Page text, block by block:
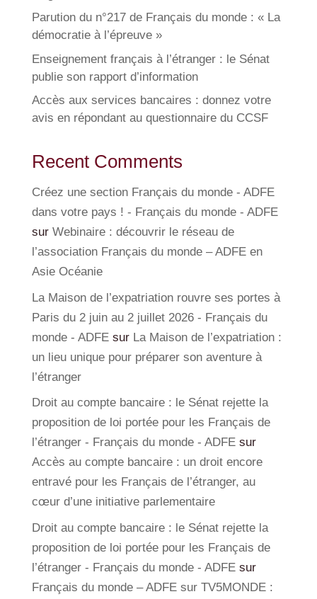
Parution du n°217 de Français du monde : « La
démocratie à l’épreuve »
Enseignement français à l’étranger : le Sénat
publie son rapport d’information
Accès aux services bancaires : donnez votre
avis en répondant au questionnaire du CCSF
Recent Comments
Créez une section Français du monde - ADFE
dans votre pays ! - Français du monde - ADFE
sur Webinaire : découvrir le réseau de
l’association Français du monde – ADFE en
Asie Océanie
La Maison de l’expatriation rouvre ses portes à
Paris du 2 juin au 2 juillet 2026 - Français du
monde - ADFEsur La Maison de l’expatriation :
un lieu unique pour préparer son aventure à
l’étranger
Droit au compte bancaire : le Sénat rejette la
proposition de loi portée pour les Français de
l’étranger - Français du monde - ADFEsur
Accès au compte bancaire : un droit encore
entravé pour les Français de l’étranger, au
cœur d’une initiative parlementaire
Droit au compte bancaire : le Sénat rejette la
proposition de loi portée pour les Français de
l’étranger - Français du monde - ADFEsur
Français du monde – ADFE sur TV5MONDE :